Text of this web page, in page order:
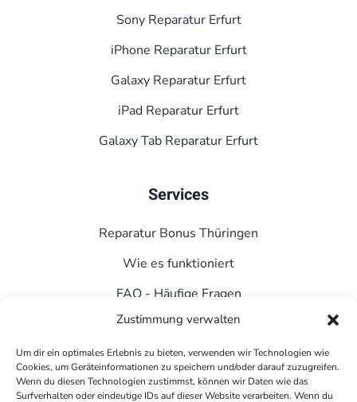
Zustimmung verwalten
Um dir ein optimales Erlebnis zu bieten, verwenden wir Technologien wie
Cookies, um Geräteinformationen zu speichern und/oder darauf zuzugreifen.
Wenn du diesen Technologien zustimmst, können wir Daten wie das
Surfverhalten oder eindeutige IDs auf dieser Website verarbeiten. Wenn du
Sony Reparatur Erfurt
iPhone Reparatur Erfurt
Galaxy Reparatur Erfurt
iPad Reparatur Erfurt
Galaxy Tab Reparatur Erfurt
Services
Reparatur Bonus Thüringen
Wie es funktioniert
FAQ - Häufige Fragen
Kontakt
Datenschutz
Impressum